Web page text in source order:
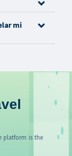
mi
platform is the